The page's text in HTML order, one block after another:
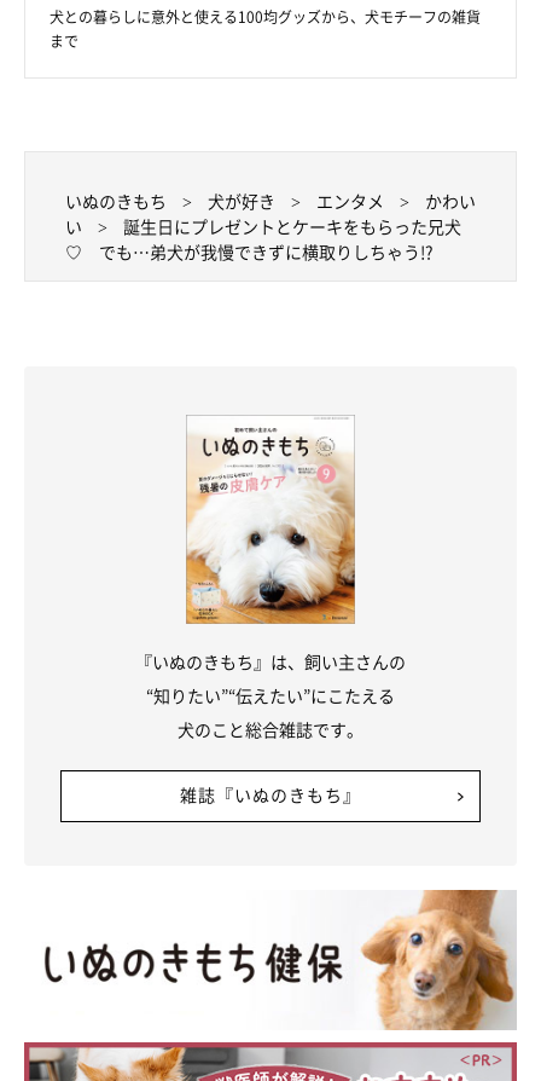
犬との暮らしに意外と使える100均グッズから、犬モチーフの雑貨
まで
いぬのきもち 犬が好き エンタメ
かわい
い
誕生日にプレゼントとケーキをもらった兄犬
♡ でも…弟犬が我慢できずに横取りしちゃう!?
『いぬのきもち』は、飼い主さんの
“知りたい”“伝えたい”にこたえる
犬のこと総合雑誌です。
雑誌『いぬのきもち』